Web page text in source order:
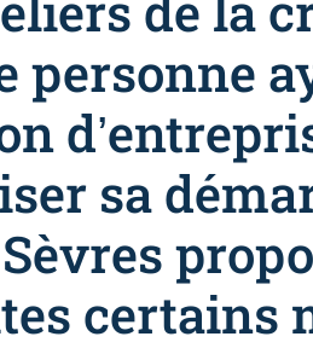
personne
sa
certains